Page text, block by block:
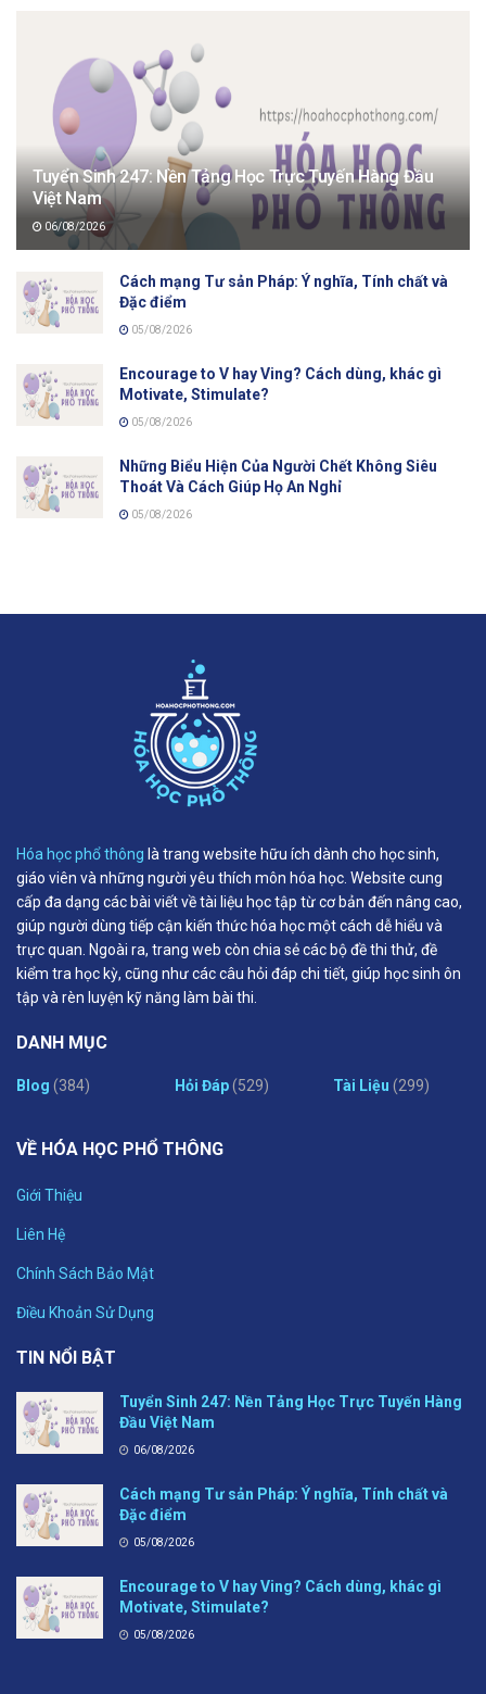
Tuyển Sinh 247: Nền Tảng Học Trực Tuyến Hàng Đầu
Việt Nam
06/08/2026
Cách mạng Tư sản Pháp: Ý nghĩa, Tính chất và
Đặc điểm
05/08/2026
Encourage to V hay Ving? Cách dùng, khác gì
Motivate, Stimulate?
05/08/2026
Những Biểu Hiện Của Người Chết Không Siêu
Thoát Và Cách Giúp Họ An Nghỉ
05/08/2026
Hóa học phổ thông là trang website hữu ích dành cho học sinh,
giáo viên và những người yêu thích môn hóa học. Website cung
cấp đa dạng các bài viết về tài liệu học tập từ cơ bản đến nâng cao,
giúp người dùng tiếp cận kiến thức hóa học một cách dễ hiểu và
trực quan. Ngoài ra, trang web còn chia sẻ các bộ đề thi thử, đề
kiểm tra học kỳ, cũng như các câu hỏi đáp chi tiết, giúp học sinh ôn
tập và rèn luyện kỹ năng làm bài thi.
DANH MỤC
Blog (384) Hỏi Đáp(529) Tài Liệu (299)
VỀ HÓA HỌC PHỔ THÔNG
Giới Thiệu
Liên Hệ
Chính Sách Bảo Mật
Điều Khoản Sử Dụng
TIN NỔI BẬT
Tuyển Sinh 247: Nền Tảng Học Trực Tuyến Hàng
Đầu Việt Nam
06/08/2026
Cách mạng Tư sản Pháp: Ý nghĩa, Tính chất và
Đặc điểm
05/08/2026
Encourage to V hay Ving? Cách dùng, khác gì
Motivate, Stimulate?
05/08/2026